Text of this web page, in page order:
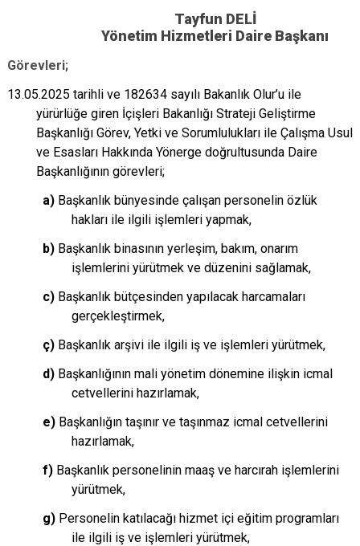
Tayfun DELİ
Yönetim Hizmetleri Daire Başkanı
Görevleri;
13.05.2025 tarihli ve 182634 sayılı Bakanlık Olur’u ile
yürürlüğe giren İçişleri Bakanlığı Strateji Geliştirme
Başkanlığı Görev, Yetki ve Sorumlulukları ile Çalışma Usul
ve Esasları Hakkında Yönerge doğrultusunda Daire
Başkanlığının görevleri;
a)Başkanlık bünyesinde çalışan personelin özlük
hakları ile ilgili işlemleri yapmak,
b)Başkanlık binasının yerleşim, bakım, onarım
işlemlerini yürütmek ve düzenini sağlamak,
c)Başkanlık bütçesinden yapılacak harcamaları
gerçekleştirmek,
ç)Başkanlık arşivi ile ilgili iş ve işlemleri yürütmek,
d)Başkanlığının mali yönetim dönemine ilişkin icmal
cetvellerini hazırlamak,
e)Başkanlığın taşınır ve taşınmaz icmal cetvellerini
hazırlamak,
f)Başkanlık personelinin maaş ve harcırah işlemlerini
yürütmek,
g)Personelin katılacağı hizmet içi eğitim programları
ile ilgili iş ve işlemleri yürütmek,